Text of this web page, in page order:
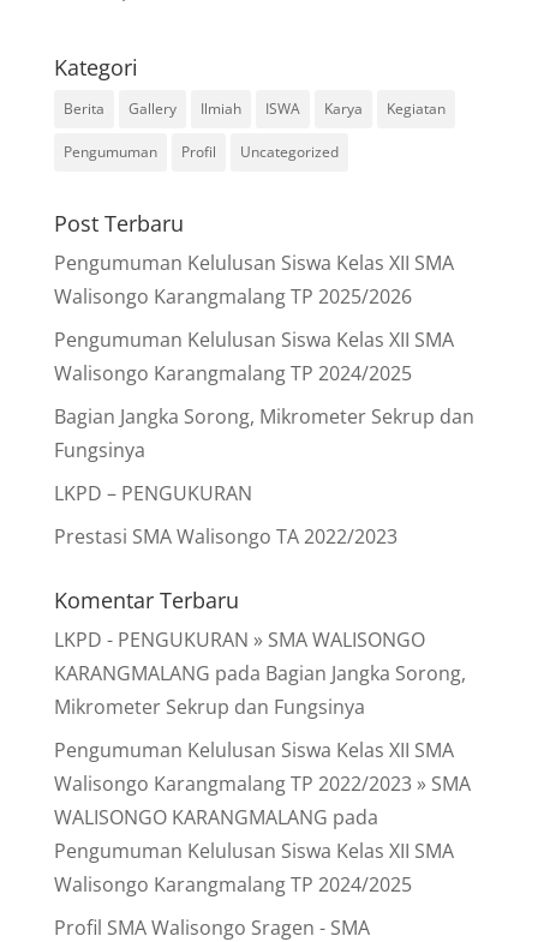
Kategori
Berita Gallery Ilmiah ISWA Karya Kegiatan
Pengumuman Profil Uncategorized
Post Terbaru
Pengumuman Kelulusan Siswa Kelas XII SMA
Walisongo Karangmalang TP 2025/2026
Pengumuman Kelulusan Siswa Kelas XII SMA
Walisongo Karangmalang TP 2024/2025
Bagian Jangka Sorong, Mikrometer Sekrup dan
Fungsinya
LKPD – PENGUKURAN
Prestasi SMA Walisongo TA 2022/2023
Komentar Terbaru
LKPD - PENGUKURAN » SMA WALISONGO
KARANGMALANG pada Bagian Jangka Sorong,
Mikrometer Sekrup dan Fungsinya
Pengumuman Kelulusan Siswa Kelas XII SMA
Walisongo Karangmalang TP 2022/2023 » SMA
WALISONGO KARANGMALANG pada
Pengumuman Kelulusan Siswa Kelas XII SMA
Walisongo Karangmalang TP 2024/2025
Profil SMA Walisongo Sragen - SMA